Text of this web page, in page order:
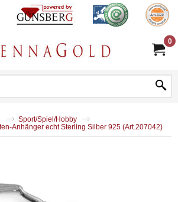
0
Sport/Spiel/Hobby
Anhänger echt Sterling Silber 925 (Art.207042)